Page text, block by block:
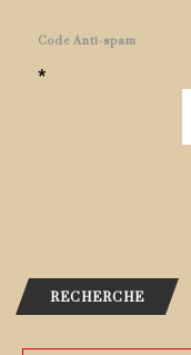
Code Anti-spam
*
RECHERCHE